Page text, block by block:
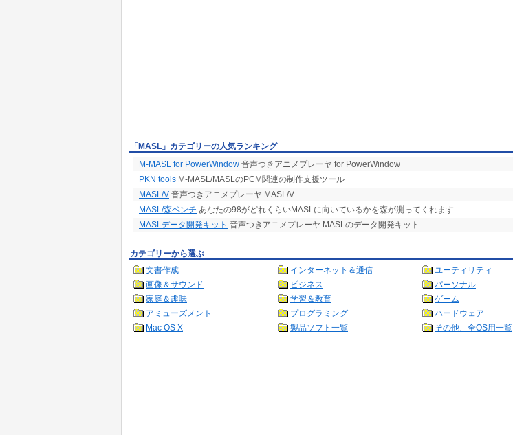
「MASL」カテゴリーの人気ランキング
M-MASL for PowerWindow 音声つきアニメプレーヤ for PowerWindow
PKN tools M-MASL/MASLのPCM関連の制作支援ツール
MASL/V 音声つきアニメプレーヤ MASL/V
MASL/森ベンチ あなたの98がどれくらいMASLに向いているかを森が測ってくれます
MASLデータ開発キット 音声つきアニメプレーヤ MASLのデータ開発キット
カテゴリーから選ぶ
文書作成
インターネット＆通信
ユーティリティ
画像＆サウンド
ビジネス
パーソナル
家庭＆趣味
学習＆教育
ゲーム
アミューズメント
プログラミング
ハードウェア
Mac OS X
製品ソフト一覧 その他、全OS用一覧